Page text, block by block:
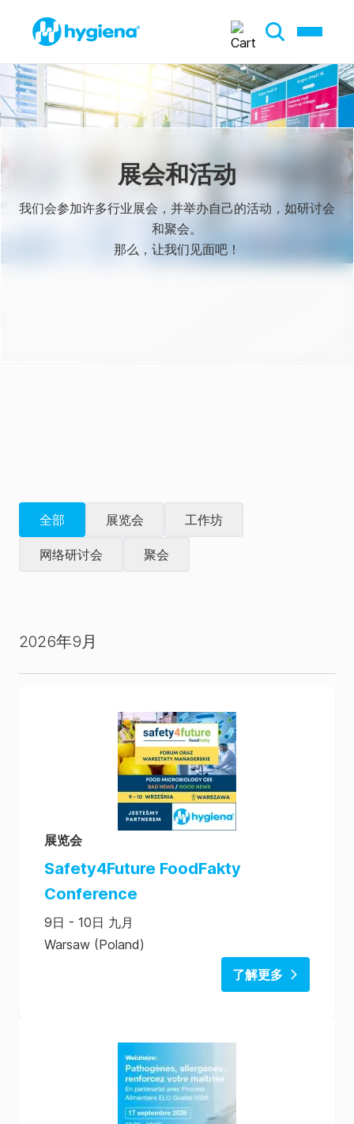
展会和活动
我们会参加许多行业展会，并举办自己的活动，如研讨会
和聚会。
那么，让我们见面吧！
全部 展览会 工作坊
网络研讨会 聚会
2026年9月
展览会
Safety4Future FoodFakty
Conference
9日 - 10日 九月
Warsaw (Poland)
了解更多